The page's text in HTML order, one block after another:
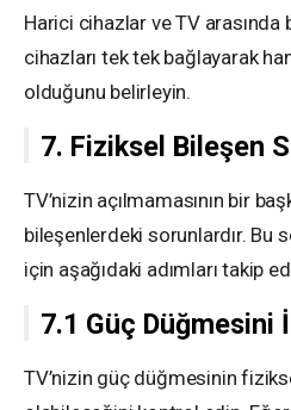
Harici cihazlar ve TV
cihazları tek tek bağlayarak
olduğunu belirleyin.
7. Fiziksel Bileşen
TV’nizin açılmamasının bir
bileşenlerdeki sorunlardır. Bu
için aşağıdaki adımları takip
7.1 Güç Düğmesini
TV’nizin güç düğmesinin